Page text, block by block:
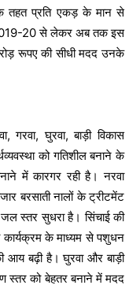
के तहत प्रति एकड़ के मान से
2019-20 से लेकर अब तक इस
रूपए की सीधी मदद उनके
गरवा, घुरवा, बाड़ी विकास
को गतिशील बनाने के
में कारगर रही है। नरवा
बरसाती नालों के ट्रीटमेंट
स्तर सुधरा है। सिंचाई की
कार्यक्रम के माध्यम से पशुधन
आय बढ़ी है। घुरवा और बाड़ी
स्तर को बेहतर बनाने में मदद